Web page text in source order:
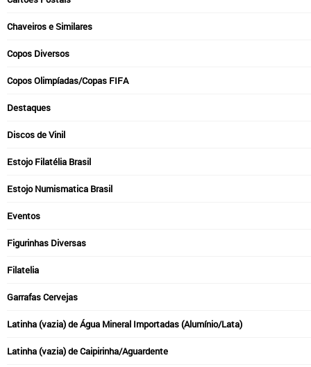
Chaveiros e Similares
Copos Diversos
Copos Olimpíadas/Copas FIFA
Destaques
Discos de Vinil
Estojo Filatélia Brasil
Estojo Numismatica Brasil
Eventos
Figurinhas Diversas
Filatelia
Garrafas Cervejas
Latinha (vazia) de Água Mineral Importadas (Alumínio/Lata)
Latinha (vazia) de Caipirinha/Aguardente